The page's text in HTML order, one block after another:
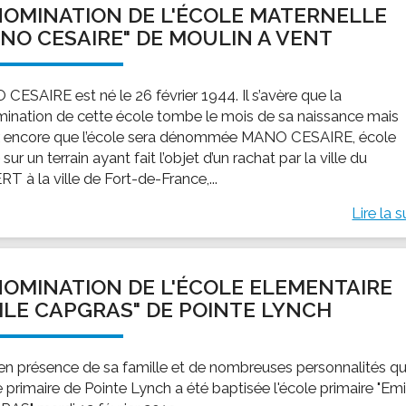
EMPLOI
Offres d'emploi
Le Centre Communal d'Action Social
Les aides sociales
Logement
Antenne Municipale de Développement et de
locale
et le lycée
scolaire
maternelles et primaire
de loisirs - ALSH
LE SERVICE CULTUREL
Les activités
Guide des
DE L'ÉCOLE MATERNELLE
CESAIRE" DE MOULIN A VENT
CESAIRE est né le 26 février 1944. Il s’avère que la
de cette école tombe le mois de sa naissance mais
que l’école sera dénommée MANO CESAIRE, école
un terrain ayant fait l’objet d’un rachat par la ville du
à la ville de Fort-de-France,...
Lire la
DE L'ÉCOLE ELEMENTAIRE
CAPGRAS" DE POINTE LYNCH
présence de sa famille et de nombreuses personnalités
primaire de Pointe Lynch a été baptisée l'école primaire